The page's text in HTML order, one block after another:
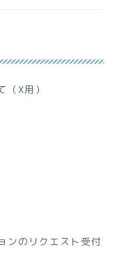
X用）
ンのリクエスト受付